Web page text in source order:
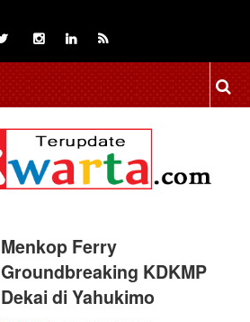
Menkop Ferry
Groundbreaking KDKMP
Dekai di Yahukimo